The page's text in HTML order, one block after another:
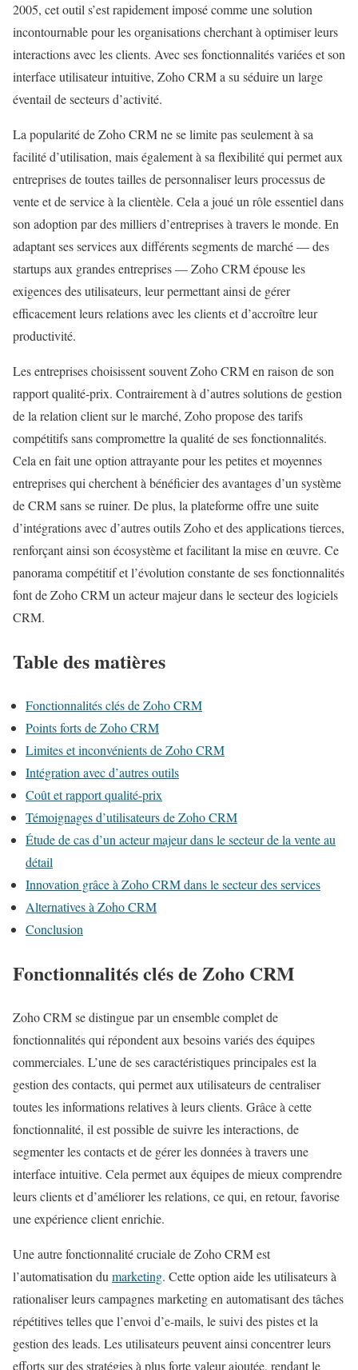
2005, cet outil s’est rapidement imposé comme une solution
incontournable pour les organisations cherchant à optimiser leurs
interactions avec les clients. Avec ses fonctionnalités variées et son
interface utilisateur intuitive, Zoho CRM a su séduire un large
éventail de secteurs d’activité.
La popularité de Zoho CRM ne se limite pas seulement à sa
facilité d’utilisation, mais également à sa flexibilité qui permet aux
entreprises de toutes tailles de personnaliser leurs processus de
vente et de service à la clientèle. Cela a joué un rôle essentiel dans
son adoption par des milliers d’entreprises à travers le monde. En
adaptant ses services aux différents segments de marché — des
startups aux grandes entreprises — Zoho CRM épouse les
exigences des utilisateurs, leur permettant ainsi de gérer
efficacement leurs relations avec les clients et d’accroître leur
productivité.
Les entreprises choisissent souvent Zoho CRM en raison de son
rapport qualité-prix. Contrairement à d’autres solutions de gestion
de la relation client sur le marché, Zoho propose des tarifs
compétitifs sans compromettre la qualité de ses fonctionnalités.
Cela en fait une option attrayante pour les petites et moyennes
entreprises qui cherchent à bénéficier des avantages d’un système
de CRM sans se ruiner. De plus, la plateforme offre une suite
d’intégrations avec d’autres outils Zoho et des applications tierces,
renforçant ainsi son écosystème et facilitant la mise en œuvre. Ce
panorama compétitif et l’évolution constante de ses fonctionnalités
font de Zoho CRM un acteur majeur dans le secteur des logiciels
CRM.
Table des matières
Fonctionnalités clés de Zoho CRM
Points forts de Zoho CRM
Limites et inconvénients de Zoho CRM
Intégration avec d’autres outils
Coût et rapport qualité-prix
Témoignages d’utilisateurs de Zoho CRM
Étude de cas d’un acteur majeur dans le secteur de la vente au
détail
Innovation grâce à Zoho CRM dans le secteur des services
Alternatives à Zoho CRM
Conclusion
Fonctionnalités clés de Zoho CRM
Zoho CRM se distingue par un ensemble complet de
fonctionnalités qui répondent aux besoins variés des équipes
commerciales. L’une de ses caractéristiques principales est la
gestion des contacts, qui permet aux utilisateurs de centraliser
toutes les informations relatives à leurs clients. Grâce à cette
fonctionnalité, il est possible de suivre les interactions, de
segmenter les contacts et de gérer les données à travers une
interface intuitive. Cela permet aux équipes de mieux comprendre
leurs clients et d’améliorer les relations, ce qui, en retour, favorise
une expérience client enrichie.
Une autre fonctionnalité cruciale de Zoho CRM est
l’automatisation du marketing. Cette option aide les utilisateurs à
rationaliser leurs campagnes marketing en automatisant des tâches
répétitives telles que l’envoi d’e-mails, le suivi des pistes et la
gestion des leads. Les utilisateurs peuvent ainsi concentrer leurs
efforts sur des stratégies à plus forte valeur ajoutée, rendant le